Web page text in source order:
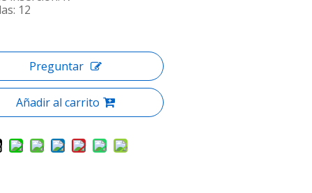
12
Preguntar
Añadir al carrito